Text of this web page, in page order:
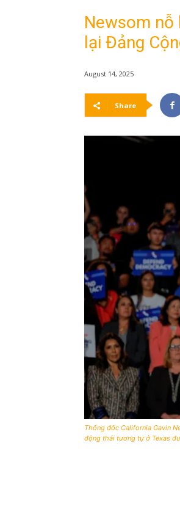
Newsom nỗ
lại Đảng
August 14, 2025
Share
Thống đốc California Gavin
động thái tương tự ở Texas